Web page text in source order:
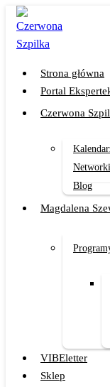
Przejdź
treści
Strona główna
Portal
Czerwona
Blog
Magdalena
VIBEletter
Sklep